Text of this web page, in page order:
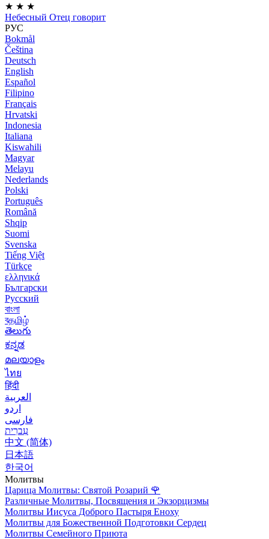
★ ★ ★
Небесный Отец говорит
РУС
Bokmål
Čeština
Deutsch
English
Español
Filipino
Français
Hrvatski
Indonesia
Italiana
Kiswahili
Magyar
Melayu
Nederlands
Polski
Português
Română
Shqip
Suomi
Svenska
Tiếng Việt
Türkçe
ελληνικά
Български
Русский
বাংলা
বதமிழ்
తెలుగు
ಕನ್ನಡ
മലയാളം
ไทย
हिंदी
العربية
اردو
فارسی
עִברִית
中文 (简体)
日本語
한국어
Молитвы
Царица Молитвы: Святой Розарий 🌹
Различные Молитвы, Посвящения и Экзорцизмы
Молитвы Иисуса Доброго Пастыря Еноху
Молитвы для Божественной Подготовки Сердец
Молитвы Семейного Приюта